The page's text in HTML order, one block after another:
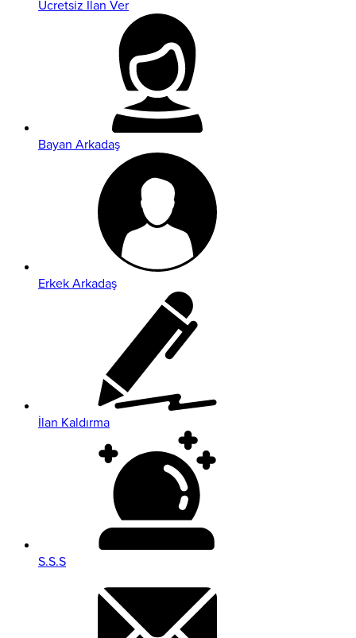
Ücretsiz İlan Ver
Bayan Arkadaş
Erkek Arkadaş
İlan Kaldırma
S.S.S